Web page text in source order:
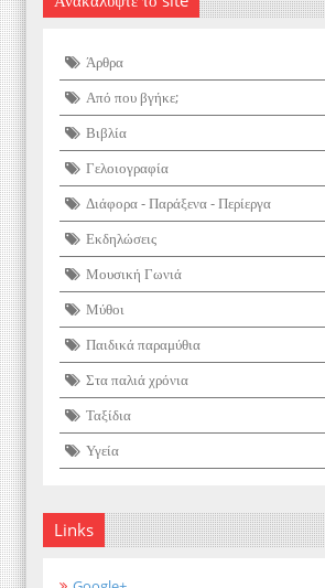
Άρθρα
Από που βγήκε;
Βιβλία
Γελοιογραφία
Διάφορα - Παράξενα - Περίεργα
Εκδηλώσεις
Μουσική Γωνιά
Μύθοι
Παιδικά παραμύθια
Στα παλιά χρόνια
Ταξίδια
Υγεία
Links